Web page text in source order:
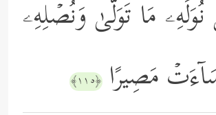
نُوَلِّهِۦ مَا تَوَلَّىٰ وَنُصۡلِهِۦ
مَصِیرًا ﴿١١٥﴾